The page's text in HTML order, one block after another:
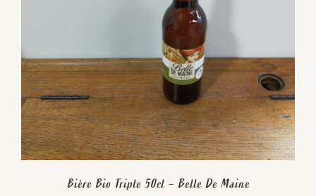
Bière Bio Triple 50cl – Belle De Maine